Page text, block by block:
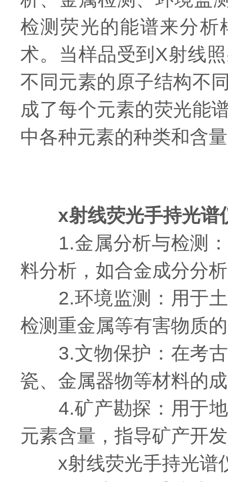
检测荧光的能谱来分
术。当样品受到X射线
不同元素的原子结构不
成了每个元素的荧光能
中各种元素的种类和含
x射线荧光手持光谱
1.金属分析与检测：
料分析，如合金成分分
2.环境监测：用于土
检测重金属等有害物质
3.文物保护：在考古
瓷、金属器物等材料的
4.矿产勘探：用于地
元素含量，指导矿产开
x射线荧光手持光谱